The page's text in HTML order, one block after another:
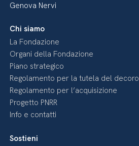
Genova Nervi
Chi siamo
La Fondazione
Organi della Fondazione
Piano strategico
Regolamento per la tutela del decoro
Regolamento per l’acquisizione
Progetto PNRR
Info e contatti
Sostieni